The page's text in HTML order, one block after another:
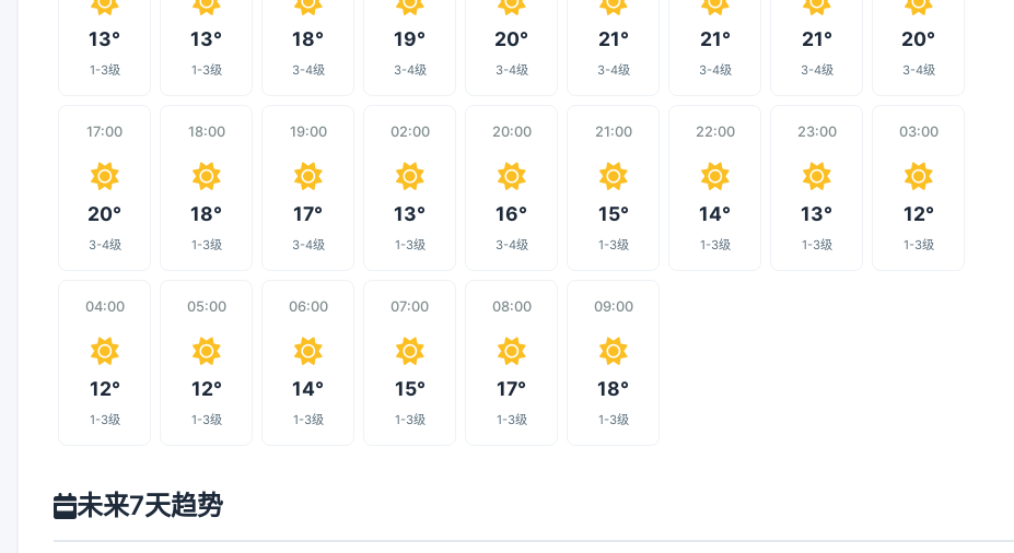
13°
1-3级
13°
1-3级
18°
3-4级
19°
3-4级
20°
3-4级
21°
3-4级
21°
3-4级
21°
3-4级
20°
3-4级
17:00
20°
3-4级
18:00
18°
1-3级
19:00
17°
3-4级
02:00
13°
1-3级
20:00
16°
3-4级
21:00
15°
1-3级
22:00
14°
1-3级
23:00
13°
1-3级
03:00
12°
1-3级
04:00
12°
1-3级
05:00
12°
1-3级
06:00
14°
1-3级
07:00
15°
1-3级
08:00
17°
1-3级
09:00
18°
1-3级
未来7天趋势